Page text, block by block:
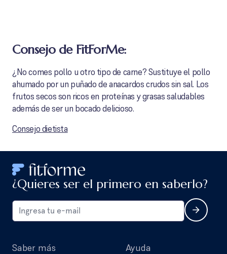
Consejo de FitForMe:
¿No comes pollo u otro tipo de carne? Sustituye el pollo
ahumado por un puñado de anacardos crudos sin sal. Los
frutos secos son ricos en proteínas y grasas saludables
además de ser un bocado delicioso.
Consejo dietista
¿Quieres ser el primero en saberlo?
Saber más Ayuda